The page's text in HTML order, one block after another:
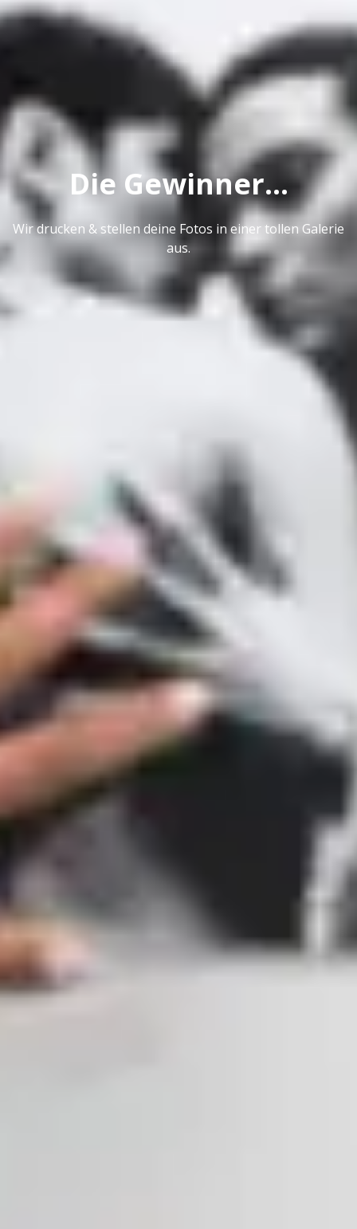
Die Gewinner...
Wir drucken & stellen deine Fotos in einer tollen Galerie
aus.